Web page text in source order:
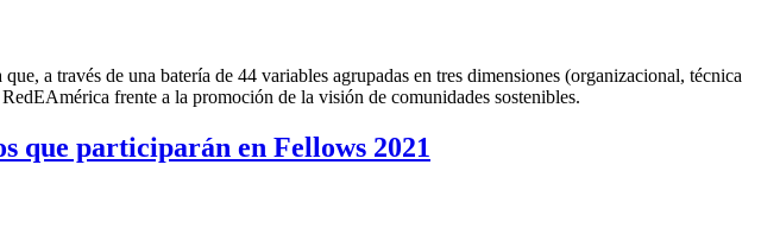
a través de una batería de 44 variables agrupadas en tres dimensiones (organizacional, técnica
frente a la promoción de la visión de comunidades sostenibles.
que participarán en Fellows 2021